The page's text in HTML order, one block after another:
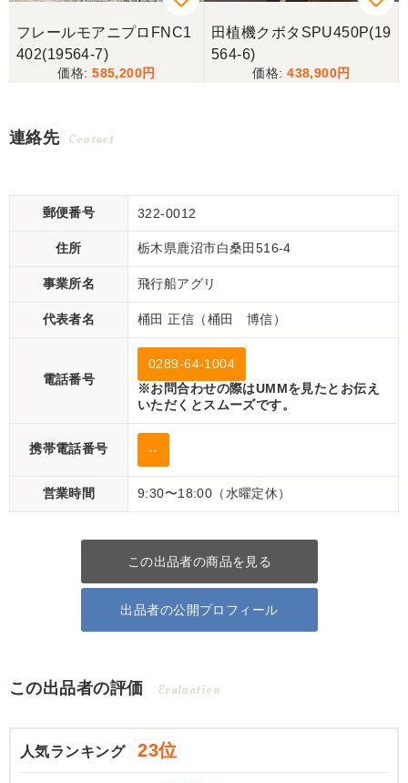
フレールモアニプロFNC1
402(19564-7)
585,200
田植機クボタSPU450P(19
564-6)
438,900
連絡先 Contact
郵便番号 322-0012
住所 栃木県鹿沼市白桑田516-4
事業所名 飛行船アグリ
代表者名 桶田 正信（桶田 博信）
電話番号
0289-64-1004
※お問合わせの際はUMMを見たとお伝え
いただくとスムーズです。
携帯電話番号 --
営業時間 9:30〜18:00（水曜定休）
この出品者の商品を見る
出品者の公開プロフィール
この出品者の評価 Evaluation
人気ランキング 23位